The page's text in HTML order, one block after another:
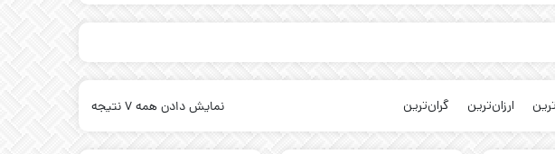
ارزان‌ترین گران‌ترین نمایش دادن همه 7 نتیجه